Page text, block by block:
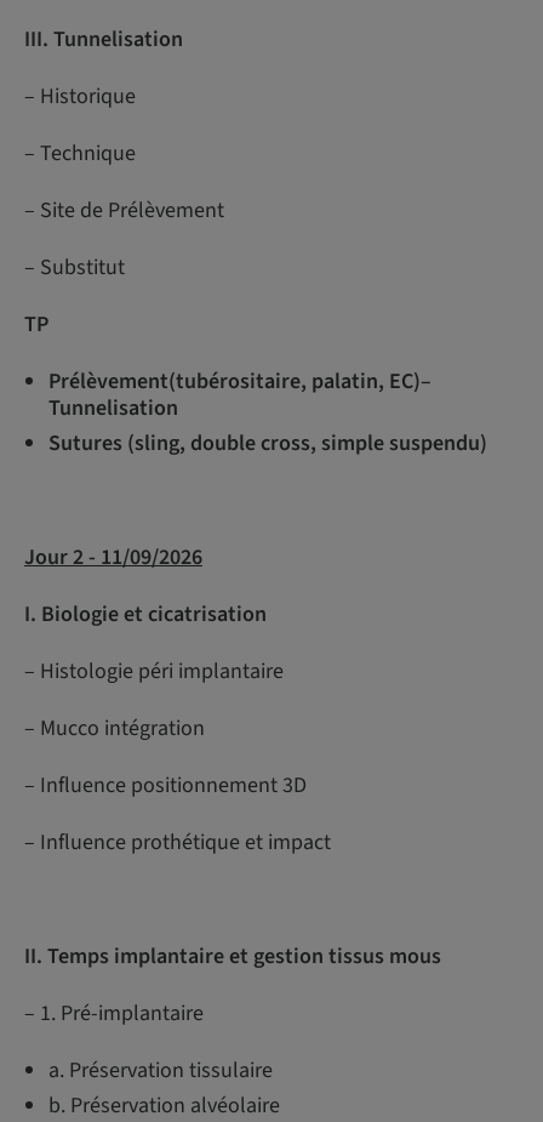
III. Tunnelisation
– Historique
– Technique
– Site de Prélèvement
– Substitut
TP
Prélèvement(tubérositaire, palatin, EC)–
Tunnelisation
Sutures (sling, double cross, simple suspendu)
Jour 2 - 11/09/2026
I. Biologie et cicatrisation
– Histologie péri implantaire
– Mucco intégration
– Influence positionnement 3D
– Influence prothétique et impact
II. Temps implantaire et gestion tissus mous
– 1. Pré-implantaire
a. Préservation tissulaire
b. Préservation alvéolaire